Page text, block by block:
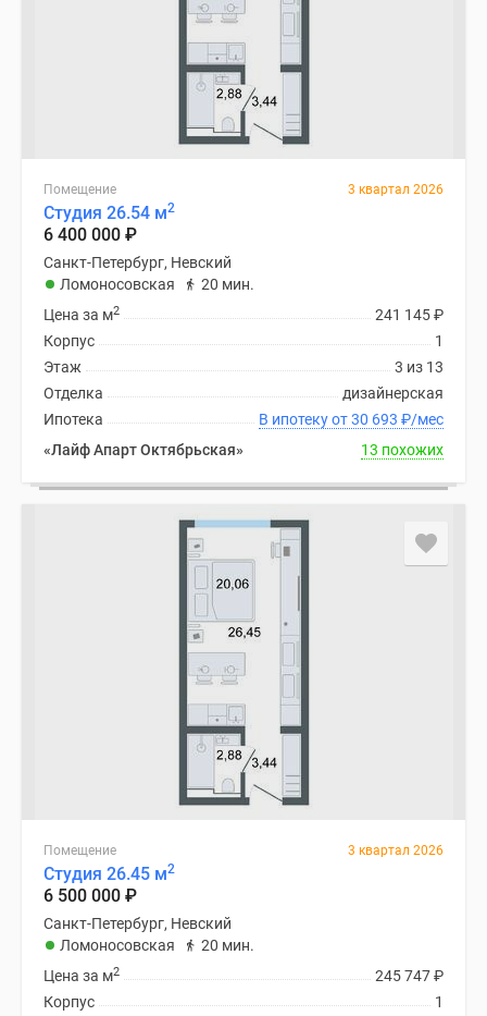
Помещение 3 квартал 2026
Студия 26.54 м2
6 400 000 ₽
Санкт-Петербург, Невский
Ломоносовская
20 мин.
241 145₽
Цена за м2
1
Корпус
3 из 13
Этаж
дизайнерская
Отделка
В ипотеку от 30 693 ₽/мес
Ипотека
«Лайф Апарт Октябрьская»
13 похожих
Помещение 3 квартал 2026
Студия 26.45 м2
6 500 000 ₽
Санкт-Петербург, Невский
Ломоносовская
20 мин.
245 747₽
Цена за м2
1
Корпус